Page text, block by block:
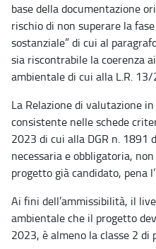
base della documentazione
rischio di non superare la
sostanziale” di cui al
sia riscontrabile la coerenza
ambientale di cui alla L.R. 13/
La Relazione di valutazione
consistente nelle schede
2023 di cui alla DGR n.
necessaria e obbligatoria,
progetto già candidato, pena
Ai fini dell’ammissibilità, il
ambientale che il progetto
2023, è almeno la classe 2 di